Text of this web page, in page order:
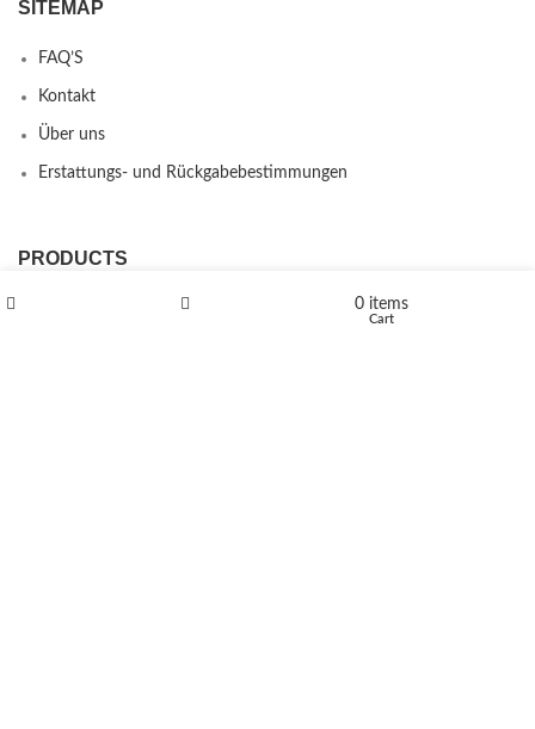
SITEMAP
FAQ’S
Kontakt
Über uns
Erstattungs- und Rückgabebestimmungen
PRODUCTS
L-Polaflux® 5 mg/ml 0 items
Cart